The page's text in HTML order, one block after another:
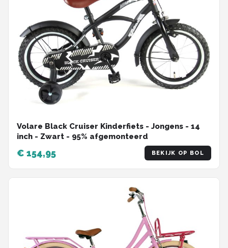
Volare Black Cruiser Kinderfiets - Jongens - 14
inch - Zwart - 95% afgemonteerd
€ 154,95 BEKIJK OP BOL